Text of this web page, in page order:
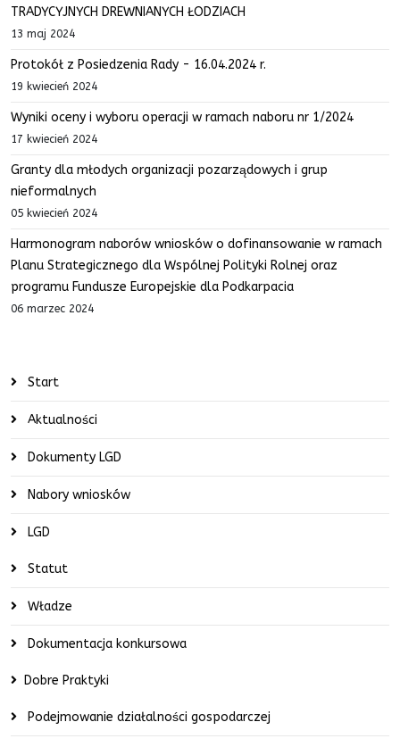
TRADYCYJNYCH DREWNIANYCH ŁODZIACH
13 maj 2024
Protokół z Posiedzenia Rady - 16.04.2024 r.
19 kwiecień 2024
Wyniki oceny i wyboru operacji w ramach naboru nr 1/2024
17 kwiecień 2024
Granty dla młodych organizacji pozarządowych i grup
nieformalnych
05 kwiecień 2024
Harmonogram naborów wniosków o dofinansowanie w ramach
Planu Strategicznego dla Wspólnej Polityki Rolnej oraz
programu Fundusze Europejskie dla Podkarpacia
06 marzec 2024
Start
Aktualności
Dokumenty LGD
Nabory wniosków
LGD
Statut
Władze
Dokumentacja konkursowa
Dobre Praktyki
Podejmowanie działalności gospodarczej